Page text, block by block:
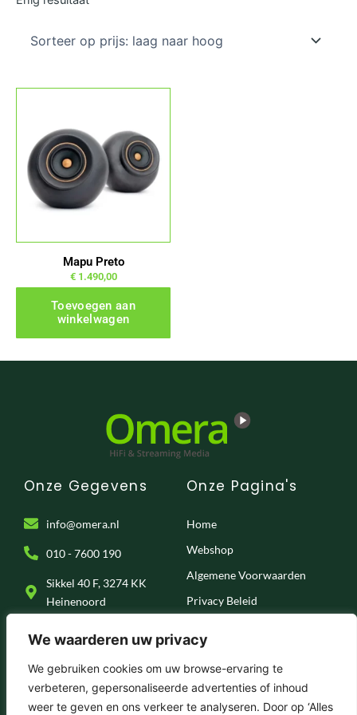
We waarderen uw privacy
We gebruiken cookies om uw browse-ervaring te
verbeteren, gepersonaliseerde advertenties of inhoud
weer te geven en ons verkeer te analyseren. Door op ‘Alles
Mapu Preto
€1.490,00
Toevoegen aan
winkelwagen
Onze Gegevens
info@omera.nl
010 - 7600 190
Sikkel 40 F, 3274 KK
Heinenoord
Onze Pagina's
Home
Webshop
Algemene Voorwaarden
Privacy Beleid
F
a
I
n
T
i
Y
o